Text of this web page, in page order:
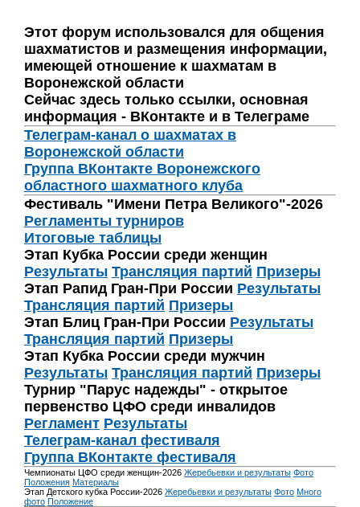
Этот форум использовался для общения
шахматистов и размещения информации,
имеющей отношение к шахматам в
Воронежской области
Сейчас здесь только ссылки, основная
информация - ВКонтакте и в Телеграме
Телеграм-канал о шахматах в
Воронежской области
Группа ВКонтакте Воронежского
областного шахматного клуба
Фестиваль "Имени Петра Великого"-2026
Регламенты турниров
Итоговые таблицы
Этап Кубка России среди женщин
Результаты Трансляция партий Призеры
Этап Рапид Гран-При России Результаты
Трансляция партий Призеры
Этап Блиц Гран-При России Результаты
Трансляция партий Призеры
Этап Кубка России среди мужчин
Результаты Трансляция партий Призеры
Турнир "Парус надежды" - открытое
первенство ЦФО среди инвалидов
Регламент Результаты
Телеграм-канал фестиваля
Группа ВКонтакте фестиваля
Чемпионаты ЦФО среди женщин-2026 Жеребьевки и результаты Фото
Положения Материалы
Этап Детского кубка России-2026 Жеребьевки и результаты Фото Много
фото Положение